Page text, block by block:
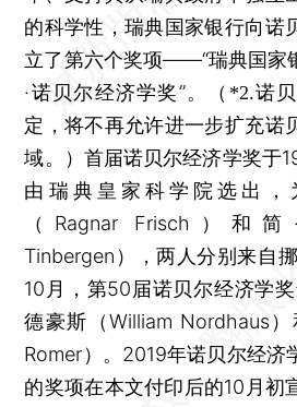
的科学性，瑞典国家银行向诺
立了第六个奖项——“瑞典国家
·诺贝尔经济学奖”。
（*2.诺
定，将不再允许进一步扩充诺
域。） 首届诺贝尔经济学奖于
由瑞典皇家科学院选出，
（Ragnar Frisch）和
Tinbergen），两人分别来自
10月，第50届诺贝尔经济学
德豪斯（William Nordhaus）
Romer）。2019年诺贝尔经济
的奖项在本文付印后的10月初